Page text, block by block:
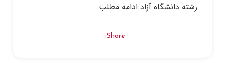
رشته دانشگاه آزاد ادامه مطلب
Share: